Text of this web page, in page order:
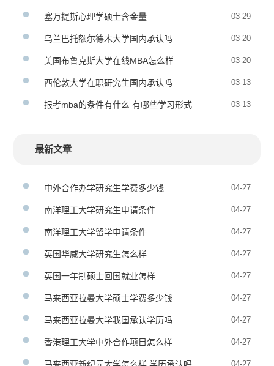
塞万提斯心理学硕士含金量 03-29
乌兰巴托额尔德木大学国内承认吗 03-20
美国布鲁克斯大学在线MBA怎么样 03-20
西伦敦大学在职研究生国内承认吗 03-13
报考mba的条件有什么 有哪些学习形式 03-13
最新文章
中外合作办学研究生学费多少钱 04-27
南洋理工大学研究生申请条件 04-27
南洋理工大学留学申请条件 04-27
英国华威大学研究生怎么样 04-27
英国一年制硕士回国就业怎样 04-27
马来西亚拉曼大学硕士学费多少钱 04-27
马来西亚拉曼大学我国承认学历吗 04-27
香港理工大学中外合作项目怎么样 04-27
04-27